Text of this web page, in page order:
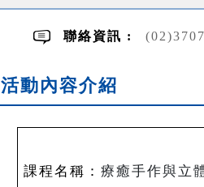
聯絡資訊 :
活動內容介紹
課程名稱： 療癒